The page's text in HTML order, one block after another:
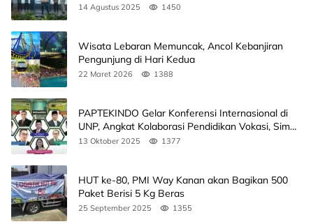
14 Agustus 2025 1450
Wisata Lebaran Memuncak, Ancol Kebanjiran
Pengunjung di Hari Kedua
22 Maret 2026 1388
PAPTEKINDO Gelar Konferensi Internasional di
UNP, Angkat Kolaborasi Pendidikan Vokasi, Simak
Agendanya
13 Oktober 2025 1377
HUT ke-80, PMI Way Kanan akan Bagikan 500
Paket Berisi 5 Kg Beras
25 September 2025 1355